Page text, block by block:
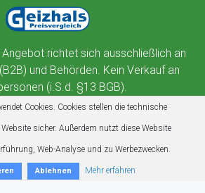
Angebot richtet sich ausschließlich an
und Behörden. Kein Verkauf an
(i.S.d. §13 BGB).
Cookies. Cookies stellen die technische
sicher. Außerdem nutzt diese Website
Web-Analyse und zu Werbezwecken.
Ablehnen Mehr erfahren